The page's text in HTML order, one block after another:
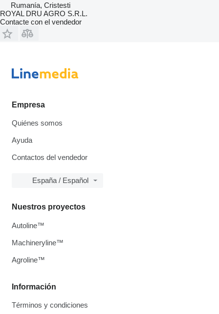
Rumanía, Cristesti
ROYAL DRU AGRO S.R.L.
Contacte con el vendedor
Empresa
Quiénes somos
Ayuda
Contactos del vendedor
España / Español
Información
Términos y condiciones
Nuestros proyectos
Autoline™
Machineryline™
Agroline™